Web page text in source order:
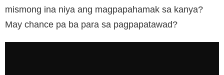
mismong ina niya ang magpapahamak sa kanya?
May chance pa ba para sa pagpapatawad?